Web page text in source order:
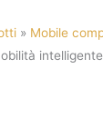
» Mobile